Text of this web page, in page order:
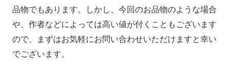
品物でもあります。しかし、今回のお品物のような場合
や、作者などによっては高い値が付くこともございます
ので、まずはお気軽にお問い合わせいただけますと幸い
でございます。